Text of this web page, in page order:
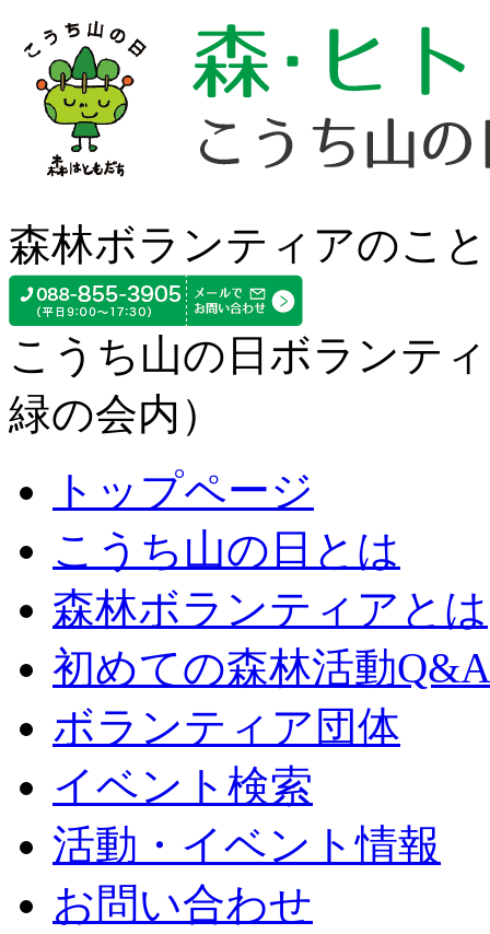
森林ボランティアのこ
こうち山の日ボランテ
緑の会内）
トップページ
こうち山の日とは
森林ボランティアとは
初めての森林活動Q&A
ボランティア団体
イベント検索
活動・イベント情報
お問い合わせ